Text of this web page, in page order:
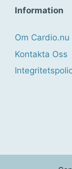
Information
Om Cardio.nu
Kontakta Oss